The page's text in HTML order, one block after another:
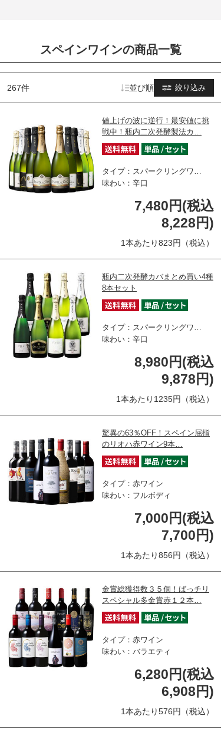
スペインワインの商品一覧
267件 絞り込み
並び順
値上げの波に逆行！最安値に挑
戦中！瓶内二次発酵製法カ…
タイプ：スパークリングワ…
味わい：辛口
7,480円(税込
8,228円)
1本あたり823円（税込）
瓶内二次発酵カバまとめ買い4種
8本セット
タイプ：スパークリングワ…
味わい：辛口
8,980円(税込
9,878円)
1本あたり1235円（税込）
驚異の63％OFF！スペイン屈指
のリオハ赤ワイン9本…
タイプ：赤ワイン
味わい：フルボディ
7,000円(税込
7,700円)
1本あたり856円（税込）
金賞総獲得数３５個！ばっチリ
スペシャル多金賞赤１２本…
タイプ：赤ワイン
味わい：バラエティ
6,280円(税込
6,908円)
1本あたり576円（税込）